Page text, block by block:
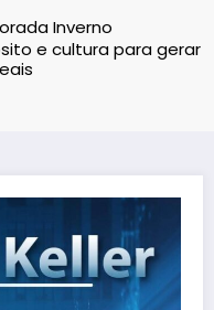
Inverno
e cultura para gerar